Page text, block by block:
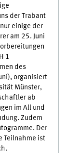
der Trabant
einige der
am 25. Juni
1
des
organisiert
Münster,
ab
im All und
Zudem
Der
Teilnahme ist